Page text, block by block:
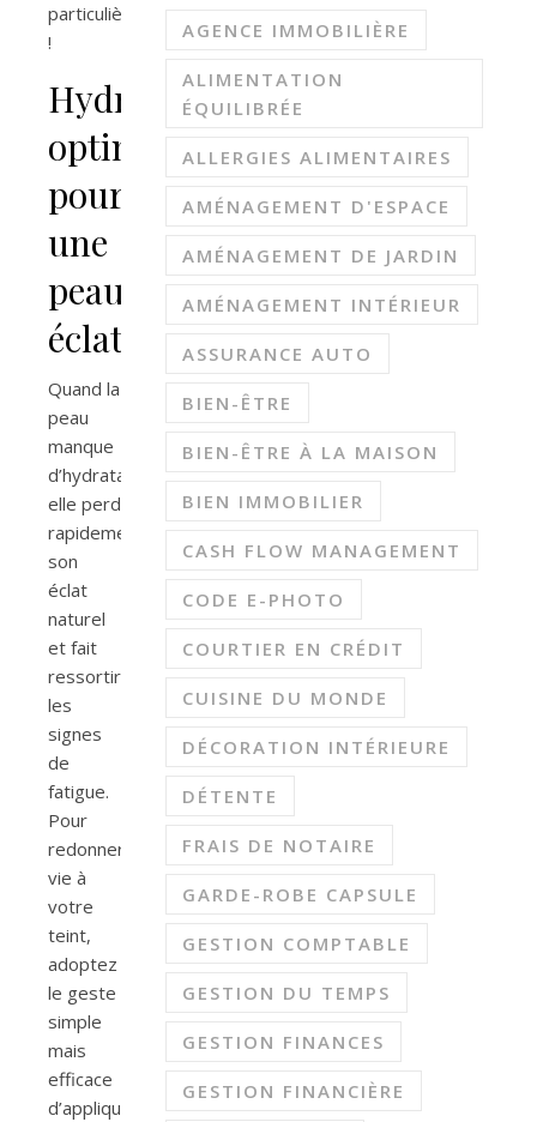
particulière
!
Hydratation
optimale
pour
une
peau
éclatante
Quand la
peau
manque
d’hydratation,
elle perd
rapidement
son
éclat
naturel
et fait
ressortir
les
signes
de
fatigue.
Pour
redonner
vie à
votre
teint,
adoptez
le geste
simple
mais
efficace
d’appliquer
AGENCE IMMOBILIÈRE
ALIMENTATION
ÉQUILIBRÉE
ALLERGIES ALIMENTAIRES
AMÉNAGEMENT D'ESPACE
AMÉNAGEMENT DE JARDIN
AMÉNAGEMENT INTÉRIEUR
ASSURANCE AUTO
BIEN-ÊTRE
BIEN-ÊTRE À LA MAISON
BIEN IMMOBILIER
CASH FLOW MANAGEMENT
CODE E-PHOTO
COURTIER EN CRÉDIT
CUISINE DU MONDE
DÉCORATION INTÉRIEURE
DÉTENTE
FRAIS DE NOTAIRE
GARDE-ROBE CAPSULE
GESTION COMPTABLE
GESTION DU TEMPS
GESTION FINANCES
GESTION FINANCIÈRE